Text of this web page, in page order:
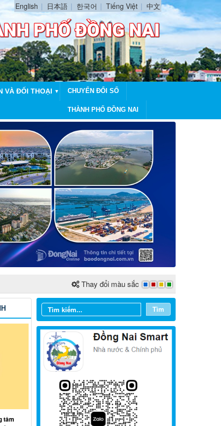
English 日本語 한국어 Tiếng Việt 中文
VÀ ĐỐI THOẠI ▼ CHUYỂN ĐỔI SỐ
THÀNH PHỐ ĐỒNG NAI
Thay đổi màu sắc
Tìm
Từ ngày 03/8/2026 đến ngày
09/8/2026
Từ ngày 27/7/2026 đến ngày
tâm